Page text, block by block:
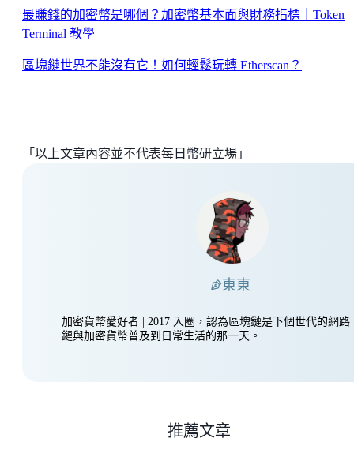
最賺錢的加密幣是哪個？加密幣基本面與財務指標｜Token
Terminal 教學
區塊鏈世界不能沒有它！如何輕鬆玩轉 Etherscan？
「以上文章內容並不代表每日幣研立場」
東東
加密貨幣愛好者 | 2017 入圈，認為區塊鏈是下個世代的網路
鏈與加密貨幣普及到日常生活的那一天。
推薦文章